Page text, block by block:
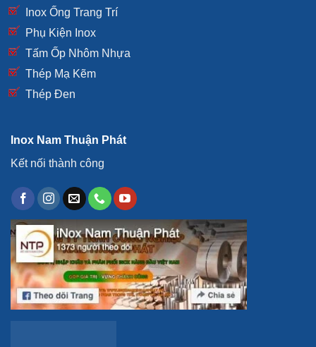
Inox Ống Trang Trí
Phụ Kiện Inox
Tấm Ốp Nhôm Nhựa
Thép Mạ Kẽm
Thép Đen
Inox Nam Thuận Phát
Kết nối thành công